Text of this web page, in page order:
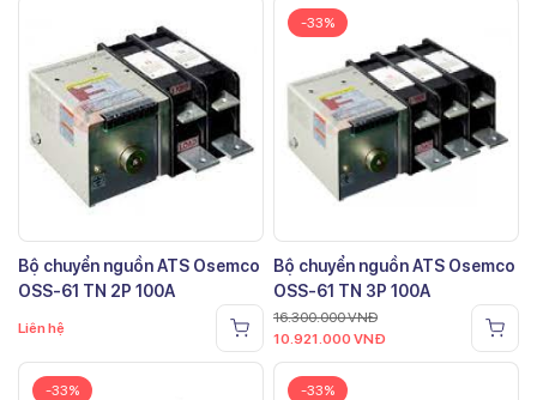
Bộ chuyển nguồn ATS Osemco
OSS-61 TN 2P 100A
Liên hệ
-33%
Bộ chuyển nguồn ATS Osemco
OSS-61 TN 3P 100A
16.300.000VNĐ
10.921.000 VNĐ
-33% -33%